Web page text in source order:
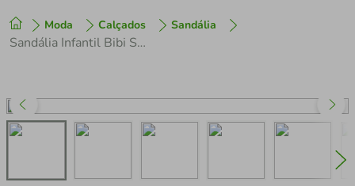
Moda Calçados Sandália
Sandália Infantil Bibi Summer Roller 2.0 Azul Marinho
1º tenis
perfume